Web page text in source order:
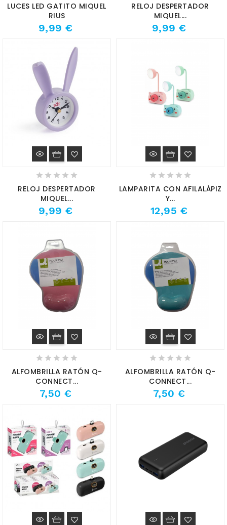
LUCES LED GATITO MIQUEL
RIUS
9,99 €
RELOJ DESPERTADOR
MIQUEL...
9,99 €
RELOJ DESPERTADOR
MIQUEL...
9,99 €
LAMPARITA CON AFILALÁPIZ
Y...
12,95 €
ALFOMBRILLA RATÓN Q-
CONNECT...
7,50 €
ALFOMBRILLA RATÓN Q-
CONNECT...
7,50 €